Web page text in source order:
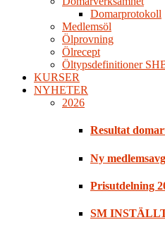
Domarprotokoll
Medlemsöl
Ölprovning
Ölrecept
Öltypsdefinitioner
KURSER
NYHETER
2026
Resultat
Ny
Prisutdelning
SM